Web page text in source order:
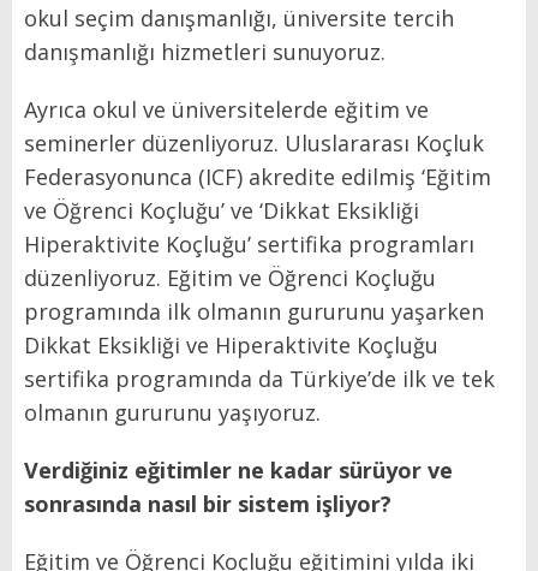
okul seçim danışmanlığı, üniversite tercih
danışmanlığı hizmetleri sunuyoruz.
Ayrıca okul ve üniversitelerde eğitim ve
seminerler düzenliyoruz. Uluslararası Koçluk
Federasyonunca (ICF) akredite edilmiş ‘Eğitim
ve Öğrenci Koçluğu’ ve ‘Dikkat Eksikliği
Hiperaktivite Koçluğu’ sertifika programları
düzenliyoruz. Eğitim ve Öğrenci Koçluğu
programında ilk olmanın gururunu yaşarken
Dikkat Eksikliği ve Hiperaktivite Koçluğu
sertifika programında da Türkiye’de ilk ve tek
olmanın gururunu yaşıyoruz.
Verdiğiniz eğitimler ne kadar sürüyor ve
sonrasında nasıl bir sistem işliyor?
Eğitim ve Öğrenci Koçluğu eğitimini yılda iki